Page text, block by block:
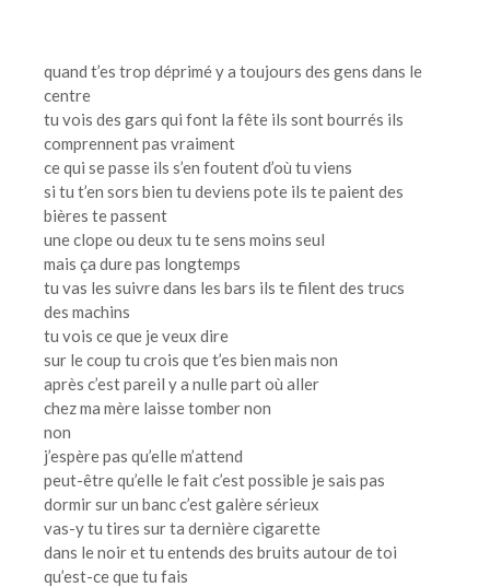
quand t’es trop déprimé y a toujours des gens dans le
centre
tu vois des gars qui font la fête ils sont bourrés ils
comprennent pas vraiment
ce qui se passe ils s’en foutent d’où tu viens
si tu t’en sors bien tu deviens pote ils te paient des
bières te passent
une clope ou deux tu te sens moins seul
mais ça dure pas longtemps
tu vas les suivre dans les bars ils te filent des trucs
des machins
tu vois ce que je veux dire
sur le coup tu crois que t’es bien mais non
après c’est pareil y a nulle part où aller
chez ma mère laisse tomber non
non
j’espère pas qu’elle m’attend
peut-être qu’elle le fait c’est possible je sais pas
dormir sur un banc c’est galère sérieux
vas-y tu tires sur ta dernière cigarette
dans le noir et tu entends des bruits autour de toi
qu’est-ce que tu fais